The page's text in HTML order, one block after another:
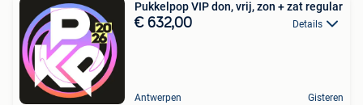
Pukkelpop VIP don, vrij, zon + zat regular
€ 632,00 Details
Antwerpen Gisteren